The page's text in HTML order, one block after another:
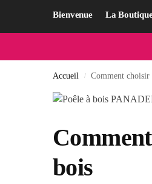
Bienvenue La
Accueil / Comment choisir
bois